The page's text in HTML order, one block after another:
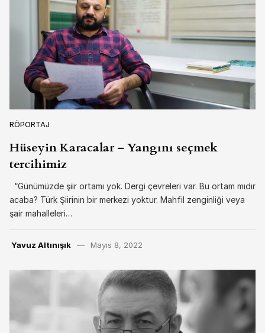
RÖPORTAJ
Hüseyin Karacalar – Yangını seçmek
tercihimiz
“Günümüzde şiir ortamı yok. Dergi çevreleri var. Bu ortam mıdır
acaba? Türk Şiirinin bir merkezi yoktur. Mahfil zenginliği veya
şair mahalleleri…
Yavuz Altınışık Mayıs 8, 2022